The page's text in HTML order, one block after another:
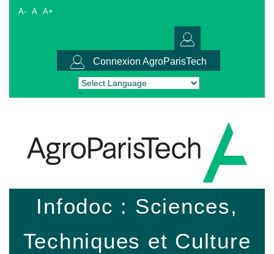
A- A A+
Connexion AgroParisTech
Powered by Translate
Infodoc : Sciences,
Techniques et Culture